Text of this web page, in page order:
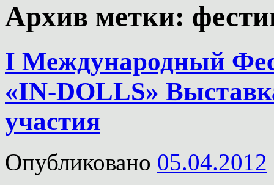
Архив метки:
I Международный
«IN-DOLLS»
участия
Опубликовано 05.04.2012